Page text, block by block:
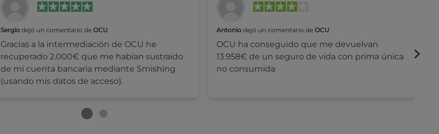
Sergiodejó un comentario de OCU
Gracias a la intermediación de OCU he
recuperado 2.000€ que me habían sustraido
de mi cuenta bancaria mediante Smishing
(usando mis datos de acceso).
Antonio dejó un comentario deOCU
OCU ha conseguido que me devuelvan
13.958€ de un seguro de vida con prima única
no consumida